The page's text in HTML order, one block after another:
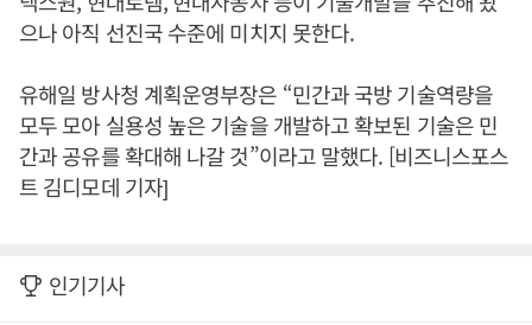
으나 아직 선진국 수준에 미치지 못한다.
유해일 방사청 계획운영부장은 “민간과 국방 기술역량을
모두 모아 실용성 높은 기술을 개발하고 확보된 기술은 민
간과 공유를 확대해 나갈 것”이라고 말했다. [비즈니스포스
트 김디모데 기자]
인기기사